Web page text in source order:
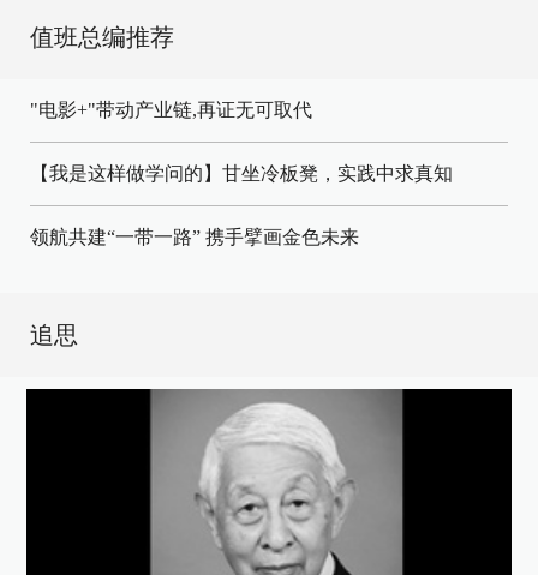
值班总编推荐
"电影+"带动产业链,再证无可取代
【我是这样做学问的】甘坐冷板凳，实践中求真知
领航共建“一带一路” 携手擘画金色未来
追思